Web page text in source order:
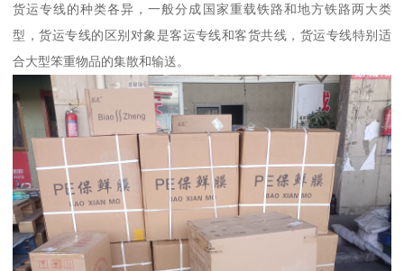
货运专线的种类各异，一般分成国家重载铁路和地方铁路两大类
型，货运专线的区别对象是客运专线和客货共线，货运专线特别适
合大型笨重物品的集散和输送。